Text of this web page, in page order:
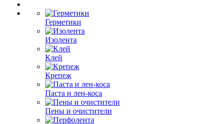
Герметики
Изолента
Клей
Крепеж
Паста и лен-коса
Пены и очистители